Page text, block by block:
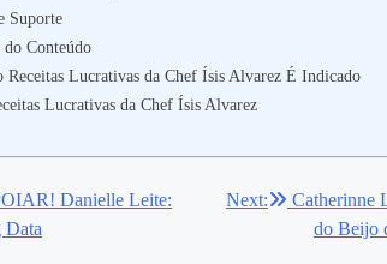
Suporte
Conteúdo
Receitas Lucrativas da Chef Ísis Alvarez É Indicado
Lucrativas da Chef Ísis Alvarez
Danielle Leite:
Next:
Catherinne
do Beijo